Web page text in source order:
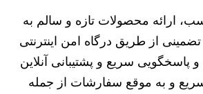
ارائه محصولات تازه و سالم به
از طریق درگاه امن اینترنتی
سریع و پشتیبانی آنلاین
و به موقع سفارشات از جمله